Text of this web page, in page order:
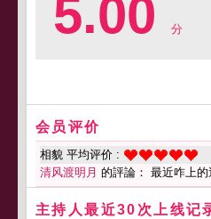
5.00 分
会员评价
相貌 平均评价 :
清风渡明月 的評論： 最近咋上的
主持人最近30次上线记